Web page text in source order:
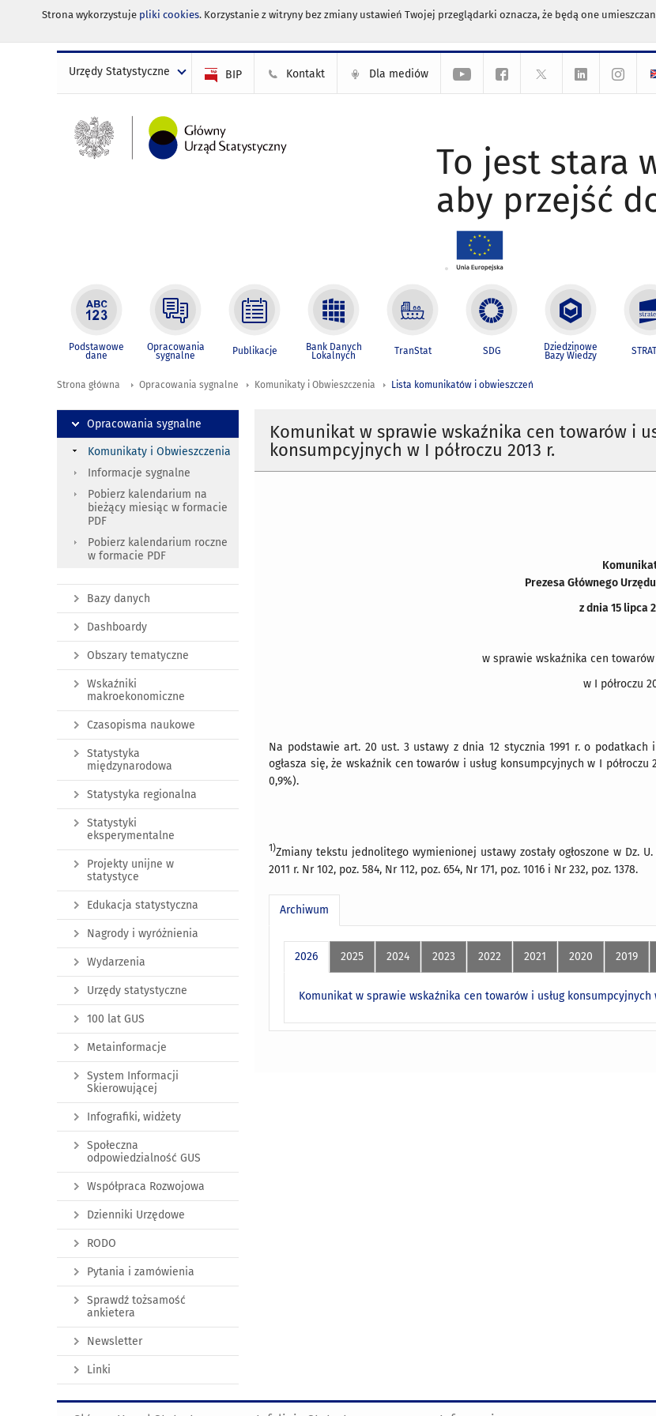
Strona wykorzystuje pliki cookies. Korzystanie z witryny bez zmiany ustawień Twojej przeglądarki oznacza, że będą one
Urzędy Statystyczne BIP Kontakt Dla mediów
To jest stara
aby przejść
Podstawowe
dane
Opracowania
sygnalne Publikacje Bank Danych
Lokalnych TranStat SDG Dziedzinowe
Bazy Wiedzy
Strona główna Opracowania sygnalne Komunikaty i Obwieszczenia Lista komunikatów i obwieszczeń
Komunikat w sprawie wskaźnika cen towarów i
konsumpcyjnych w I półroczu 2013 r.
Prezesa Głównego
z dnia 15 lipca
w sprawie wskaźnika cen
w I półroczu
Na podstawie art. 20 ust. 3 ustawy z dnia 12 stycznia 1991 r. o podatkach
ogłasza się, że wskaźnik cen towarów i usług konsumpcyjnych w I
0,9%).
1)Zmiany tekstu jednolitego wymienionej ustawy zostały ogłoszone w Dz. U.
2011 r. Nr 102, poz. 584, Nr 112, poz. 654, Nr 171, poz. 1016 i Nr 232, poz. 1378.
Archiwum
2026 2025 2024 2023 2022 2021 2020 2019
Komunikat w sprawie wskaźnika cen towarów i usług konsumpcyjnych
Opracowania sygnalne
Komunikaty i Obwieszczenia
Informacje sygnalne
Pobierz kalendarium na
bieżący miesiąc w formacie
PDF
Pobierz kalendarium roczne
w formacie PDF
Bazy danych
Dashboardy
Obszary tematyczne
Wskaźniki
makroekonomiczne
Czasopisma naukowe
Statystyka
międzynarodowa
Statystyka regionalna
Statystyki
eksperymentalne
Projekty unijne w
statystyce
Edukacja statystyczna
Nagrody i wyróżnienia
Wydarzenia
Urzędy statystyczne
100 lat GUS
Metainformacje
System Informacji
Skierowującej
Infografiki, widżety
Społeczna
odpowiedzialność GUS
Współpraca Rozwojowa
Dzienniki Urzędowe
RODO
Pytania i zamówienia
Sprawdź tożsamość
ankietera
Newsletter
Linki